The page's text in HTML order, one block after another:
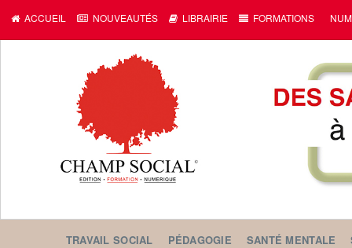
ACCUEIL NOUVEAUTÉS LIBRAIRIE FORMATIONS
TRAVAIL SOCIAL PÉDAGOGIE SANTÉ MENTALE